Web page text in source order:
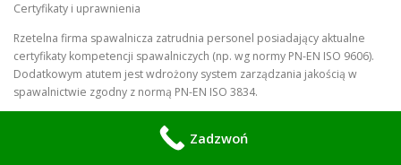
Certyfikaty i uprawnienia
Rzetelna firma spawalnicza zatrudnia personel posiadający aktualne
certyfikaty kompetencji spawalniczych (np. wg normy PN-EN ISO 9606).
Dodatkowym atutem jest wdrożony system zarządzania jakością w
spawalnictwie zgodny z normą PN-EN ISO 3834.
Poproś o zdjęcia wcześniejszych realizacji. Zwróć uwagę na estetykę
Zadzwoń